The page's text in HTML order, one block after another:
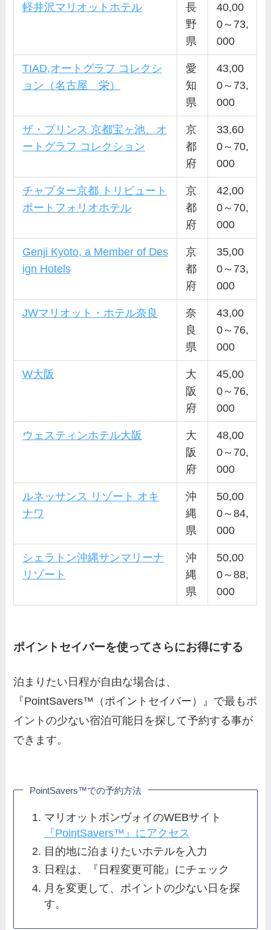
軽井沢マリオットホテル
長
野
県
40,00
0～73,
000
TIAD,オートグラフ コレクシ
ョン（名古屋 栄）
愛
知
県
43,00
0～73,
000
ザ・プリンス 京都宝ヶ池、オ
ートグラフ コレクション
京
都
府
33,60
0～70,
000
チャプター京都 トリビュート
ポートフォリオホテル
京
都
府
42,00
0～70,
000
Genji Kyoto, a Member of Des
ign Hotels
京
都
府
35,00
0～73,
000
JWマリオット・ホテル奈良
奈
良
県
43,00
0～76,
000
W大阪
大
阪
府
45,00
0～76,
000
ウェスティンホテル大阪
大
阪
府
48,00
0～70,
000
ルネッサンス リゾート オキ
ナワ
沖
縄
県
50,00
0～84,
000
シェラトン沖縄サンマリーナ
リゾート
沖
縄
県
50,00
0～88,
000
ポイントセイバーを使ってさらにお得にする
泊まりたい日程が自由な場合は、
『PointSavers™（ポイントセイバー）』で最もポ
イントの少ない宿泊可能日を探して予約する事が
できます。
PointSavers™での予約方法
マリオットボンヴォイのWEBサイト
『PointSavers™』にアクセス
目的地に泊まりたいホテルを入力
日程は、『日程変更可能』にチェック
月を変更して、ポイントの少ない日を探
す。